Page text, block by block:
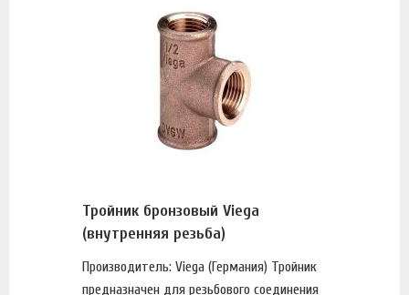
Тройник бронзовый Viega
(внутренняя резьба)
Производитель: Viega (Германия) Тройник
предназначен для резьбового соединения